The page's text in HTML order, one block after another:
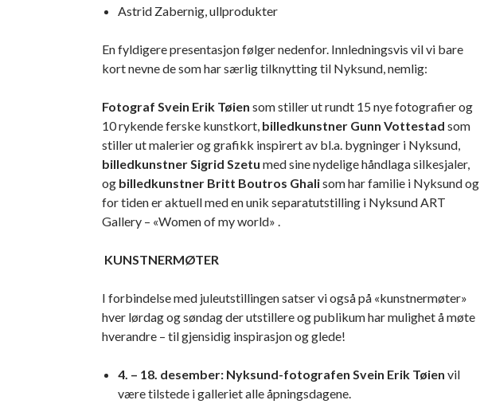
Astrid Zabernig, ullprodukter
En fyldigere presentasjon følger nedenfor. Innledningsvis vil vi bare
kort nevne de som har særlig tilknytting til Nyksund, nemlig:
Fotograf Svein Erik Tøien som stiller ut rundt 15 nye fotografier og
10 rykende ferske kunstkort, billedkunstner Gunn Vottestad som
stiller ut malerier og grafikk inspirert av bl.a. bygninger i Nyksund,
billedkunstner Sigrid Szetu med sine nydelige håndlaga silkesjaler,
og billedkunstner Britt Boutros Ghalisom har familie i Nyksund og
for tiden er aktuell med en unik separatutstilling i Nyksund ART
Gallery – «Women of my world» .
KUNSTNERMØTER
I forbindelse med juleutstillingen satser vi også på «kunstnermøter»
hver lørdag og søndag der utstillere og publikum har mulighet å møte
hverandre – til gjensidig inspirasjon og glede!
4. – 18. desember: Nyksund-fotografen Svein Erik Tøien vil
være tilstede i galleriet alle åpningsdagene.